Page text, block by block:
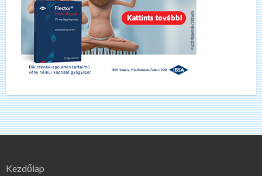
Kezdőlap